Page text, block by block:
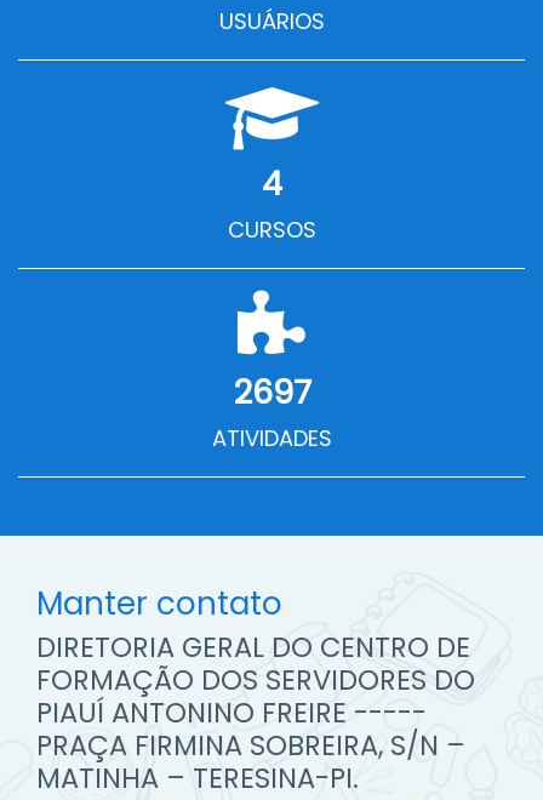
USUÁRIOS
4
CURSOS
2697
ATIVIDADES
Manter contato
DIRETORIA GERAL DO CENTRO DE
FORMAÇÃO DOS SERVIDORES DO
PIAUÍ ANTONINO FREIRE -----
PRAÇA FIRMINA SOBREIRA, S/N –
MATINHA – TERESINA-PI.